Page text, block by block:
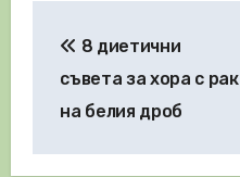
8 диетични
съвета за хора с рак
на белия дроб